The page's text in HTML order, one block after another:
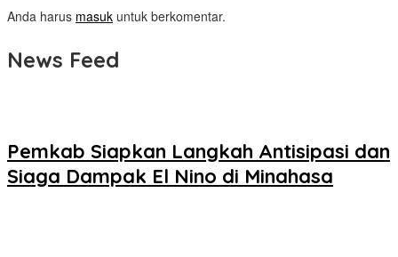
Anda harus masuk untuk berkomentar.
News Feed
Pemkab Siapkan Langkah Antisipasi dan
Siaga Dampak El Nino di Minahasa